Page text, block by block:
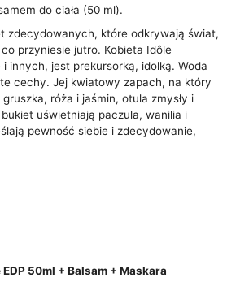
do ciała (50 ml).
zdecydowanych, które odkrywają świat,
przyniesie jutro. Kobieta Idôle
innych, jest prekursorką, idolką. Woda
cechy. Jej kwiatowy zapach, na który
róża i jaśmin, otula zmysły i
uświetniają paczula, wanilia i
pewność siebie i zdecydowanie,
50ml + Balsam + Maskara